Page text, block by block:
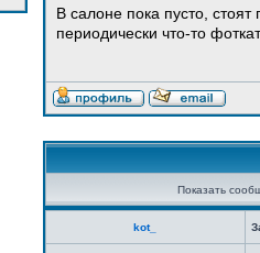
В салоне пока пусто,
периодически что-то
Показать
kot_